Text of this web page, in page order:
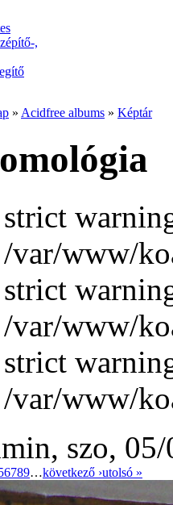
,
» Acidfree albums » Képtár
strict
/var/www/
strict
/var/www/
strict
/var/www/
szo,
6789…következő ›utolsó »